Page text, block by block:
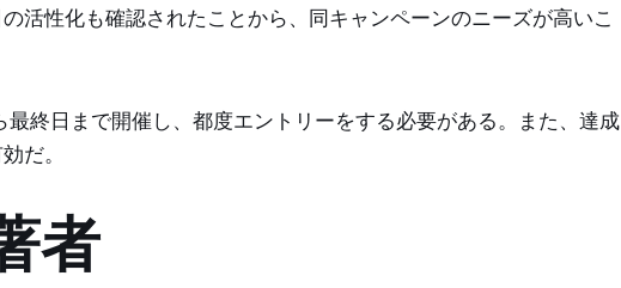
活性化も確認されたことから、同キャンペーンのニーズが高いこ
最終日まで開催し、都度エントリーをする必要がある。また、達成
だ。
者